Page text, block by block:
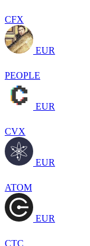
CFX
EUR
PEOPLE
EUR
CVX
EUR
ATOM
EUR
CTC